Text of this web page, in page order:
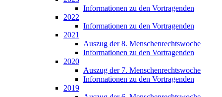
Informationen zu den Vortragenden
2022
Informationen zu den Vortragenden
2021
Auszug der 8. Menschenrechtswoche
Informationen zu den Vortragenden
2020
Auszug der 7. Menschenrechtswoche
Informationen zu den Vortragenden
2019